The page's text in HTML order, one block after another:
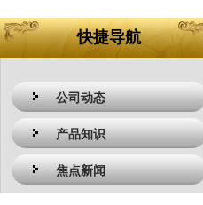
快捷导航
公司动态
产品知识
焦点新闻